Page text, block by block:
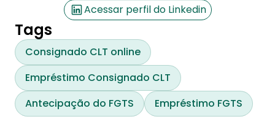
Acessar perfil do Linkedin
Tags
Consignado CLT online
Empréstimo Consignado CLT
Antecipação do FGTS
Empréstimo FGTS